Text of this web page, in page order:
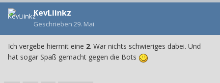
KevLiinkz
Geschrieben 29. Mai
Ich vergebe hiermit eine 2. War nichts schwieriges dabei. Und
hat sogar Spaß gemacht gegen die Bots